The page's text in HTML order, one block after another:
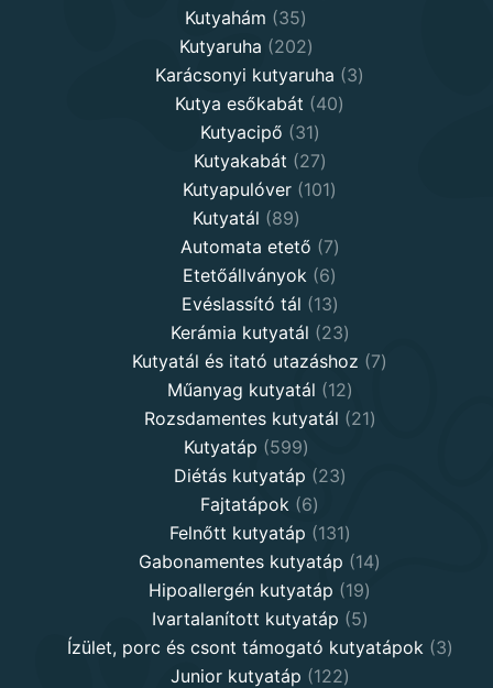
Kutyahám 3535
products
Kutyaruha 202202
products
Karácsonyi kutyaruha 33
Kutya esőkabát 4040
Kutyacipő 3131
products
Kutyakabát 2727
products
Kutyapulóver 101101
Kutyatál 8989
products
Automata etető 77
products
Etetőállványok 66
products
Evéslassító tál 1313
products
Kerámia kutyatál 2323
products
Kutyatál és itató utazáshoz 77
Műanyag kutyatál 1212
products
Rozsdamentes kutyatál 2121
Kutyatáp 599599
products
Diétás kutyatáp 2323
Fajtatápok 66
products
Felnőtt kutyatáp 131131
products
Gabonamentes kutyatáp 1414
Hipoallergén kutyatáp 1919
products
Ivartalanított kutyatáp 55
products
Ízület, porc és csont támogató kutyatápok 33
Junior kutyatáp 122122